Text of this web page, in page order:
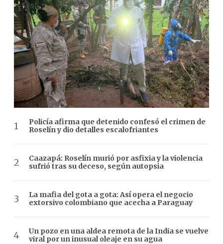
Policía afirma que detenido confesó el crimen de
Roselín y dio detalles escalofriantes
Caazapá: Roselín murió por asfixia y la violencia
sufrió tras su deceso, según autopsia
La mafia del gota a gota: Así opera el negocio
extorsivo colombiano que acecha a Paraguay
Un pozo en una aldea remota de la India se vuelve
viral por un inusual oleaje en su agua